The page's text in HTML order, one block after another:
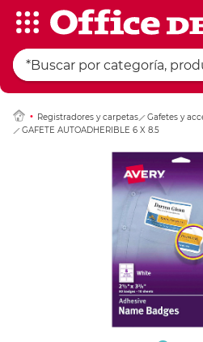
Registradores y carpetas
Gafetes y
GAFETE AUTOADHERIBLE 6 X 8.5